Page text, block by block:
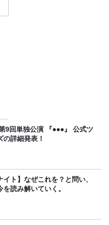
9回単独公演 『●●●』 公式ツ
の詳細発表！
イト】なぜこれを？と問い、
を読み解いていく。